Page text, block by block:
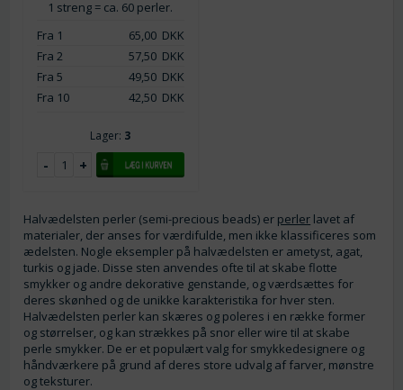
1 streng = ca. 60 perler.
Fra 1
65,00DKK
Fra 2
57,50DKK
Fra 5
49,50DKK
Fra 10
42,50DKK
Lager: 3
Halvædelsten perler (semi-precious beads) er perler lavet af
materialer, der anses for værdifulde, men ikke klassificeres som
ædelsten. Nogle eksempler på halvædelsten er ametyst, agat,
turkis og jade. Disse sten anvendes ofte til at skabe flotte
smykker og andre dekorative genstande, og værdsættes for
deres skønhed og de unikke karakteristika for hver sten.
Halvædelsten perler kan skæres og poleres i en række former
og størrelser, og kan strækkes på snor eller wire til at skabe
perle smykker. De er et populært valg for smykkedesignere og
håndværkere på grund af deres store udvalg af farver, mønstre
og teksturer.